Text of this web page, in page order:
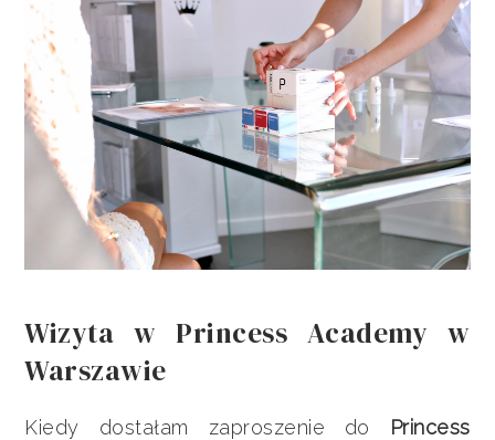
Wizyta w Princess Academy w
Warszawie
Kiedy dostałam zaproszenie do
Princess